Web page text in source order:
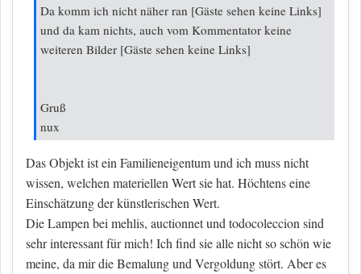
Da komm ich nicht näher ran [Gäste sehen keine Links]
und da kam nichts, auch vom Kommentator keine
weiteren Bilder [Gäste sehen keine Links]
Gruß
nux
Das Objekt ist ein Familieneigentum und ich muss nicht
wissen, welchen materiellen Wert sie hat. Höchtens eine
Einschätzung der künstlerischen Wert.
Die Lampen bei mehlis, auctionnet und todocoleccion sind
sehr interessant für mich! Ich find sie alle nicht so schön wie
meine, da mir die Bemalung und Vergoldung stört. Aber es